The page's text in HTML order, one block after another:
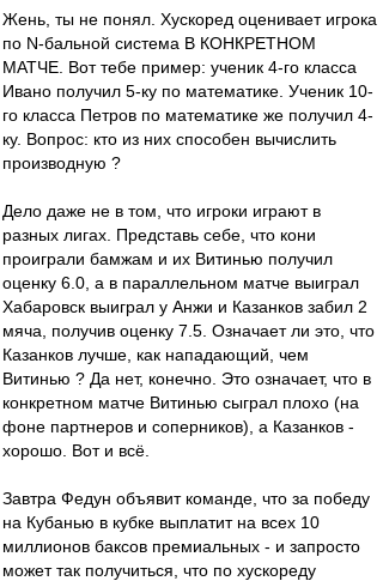
Жень, ты не понял. Хускоред оценивает игрока
по N-бальной система В КОНКРЕТНОМ
МАТЧЕ. Вот тебе пример: ученик 4-го класса
Ивано получил 5-ку по математике. Ученик 10-
го класса Петров по математике же получил 4-
ку. Вопрос: кто из них способен вычислить
производную ?
Дело даже не в том, что игроки играют в
разных лигах. Представь себе, что кони
проиграли бамжам и их Витинью получил
оценку 6.0, а в параллельном матче выиграл
Хабаровск выиграл у Анжи и Казанков забил 2
мяча, получив оценку 7.5. Означает ли это, что
Казанков лучше, как нападающий, чем
Витинью ? Да нет, конечно. Это означает, что в
конкретном матче Витинью сыграл плохо (на
фоне партнеров и соперников), а Казанков -
хорошо. Вот и всё.
Завтра Федун объявит команде, что за победу
на Кубанью в кубке выплатит на всех 10
миллионов баксов премиальных - и запросто
может так получиться, что по хускореду